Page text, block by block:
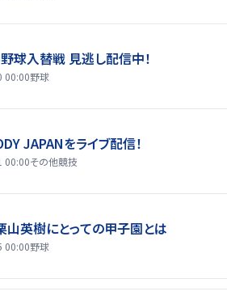
球入替戦 見逃し配信中！
00:00野球
JAPANをライブ配信！
00:00その他競技
山英樹にとっての甲子園とは
00:00野球